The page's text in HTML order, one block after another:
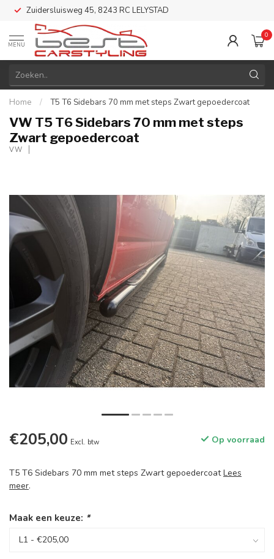
Zuidersluisweg 45, 8243 RC LELYSTAD
MENU
0
Home / T5 T6 Sidebars 70 mm met steps Zwart gepoedercoat
VW T5 T6 Sidebars 70 mm met steps
Zwart gepoedercoat
VW
€205,00 Excl. btw Op voorraad
T5 T6 Sidebars 70 mm met steps Zwart gepoedercoatLees
meer.
Maak een keuze: *